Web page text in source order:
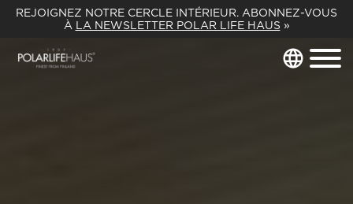
REJOIGNEZ NOTRE CERCLE INTÉRIEUR. ABONNEZ-VOUS
À LA NEWSLETTER POLAR LIFE HAUS »